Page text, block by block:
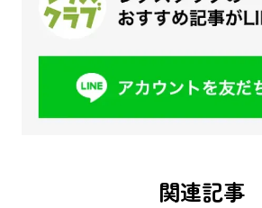
関連記事